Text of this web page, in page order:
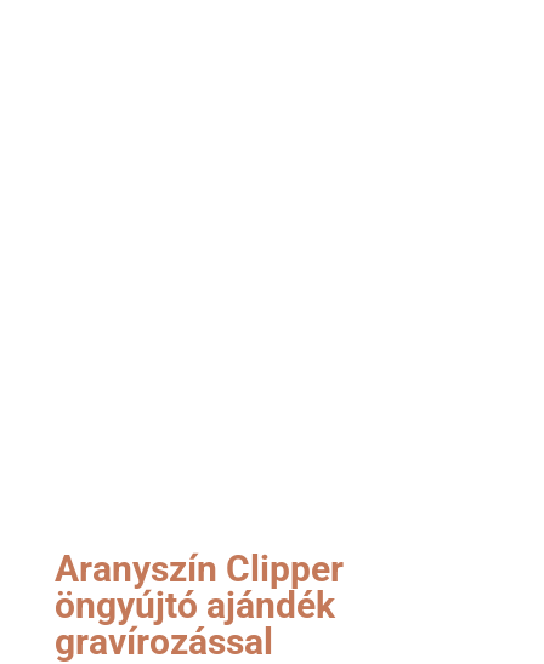
Aranyszín Clipper
öngyújtó ajándék
gravírozással